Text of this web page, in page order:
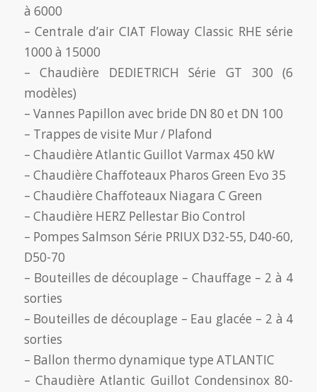
à 6000
– Centrale d’air CIAT Floway Classic RHE série
1000 à 15000
– Chaudière DEDIETRICH Série GT 300 (6
modèles)
– Vannes Papillon avec bride DN 80 et DN 100
– Trappes de visite Mur / Plafond
– Chaudière Atlantic Guillot Varmax 450 kW
– Chaudière Chaffoteaux Pharos Green Evo 35
– Chaudière Chaffoteaux Niagara C Green
– Chaudière HERZ Pellestar Bio Control
– Pompes Salmson Série PRIUX D32-55, D40-60,
D50-70
– Bouteilles de découplage – Chauffage – 2 à 4
sorties
– Bouteilles de découplage – Eau glacée – 2 à 4
sorties
– Ballon thermo dynamique type ATLANTIC
– Chaudière Atlantic Guillot Condensinox 80-